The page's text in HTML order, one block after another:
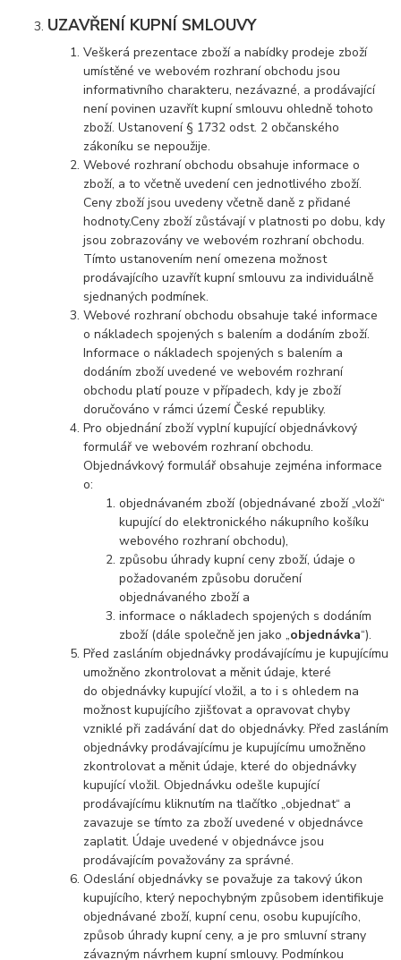
UZAVŘENÍ KUPNÍ SMLOUVY
Veškerá prezentace zboží a nabídky prodeje zboží
umístěné ve webovém rozhraní obchodu jsou
informativního charakteru, nezávazné, a prodávající
není povinen uzavřít kupní smlouvu ohledně tohoto
zboží. Ustanovení § 1732 odst. 2 občanského
zákoníku se nepoužije.
Webové rozhraní obchodu obsahuje informace o
zboží, a to včetně uvedení cen jednotlivého zboží.
Ceny zboží jsou uvedeny včetně daně z přidané
hodnoty.Ceny zboží zůstávají v platnosti po dobu, kdy
jsou zobrazovány ve webovém rozhraní obchodu.
Tímto ustanovením není omezena možnost
prodávajícího uzavřít kupní smlouvu za individuálně
sjednaných podmínek.
Webové rozhraní obchodu obsahuje také informace
o nákladech spojených s balením a dodáním zboží.
Informace o nákladech spojených s balením a
dodáním zboží uvedené ve webovém rozhraní
obchodu platí pouze v případech, kdy je zboží
doručováno v rámci území České republiky.
Pro objednání zboží vyplní kupující objednávkový
formulář ve webovém rozhraní obchodu.
Objednávkový formulář obsahuje zejména informace
o:
objednávaném zboží (objednávané zboží „vloží“
kupující do elektronického nákupního košíku
webového rozhraní obchodu),
způsobu úhrady kupní ceny zboží, údaje o
požadovaném způsobu doručení
objednávaného zboží a
informace o nákladech spojených s dodáním
zboží (dále společně jen jako „objednávka“).
Před zasláním objednávky prodávajícímu je kupujícímu
umožněno zkontrolovat a měnit údaje, které
do objednávky kupující vložil, a to i s ohledem na
možnost kupujícího zjišťovat a opravovat chyby
vzniklé při zadávání dat do objednávky. Před zasláním
objednávky prodávajícímu je kupujícímu umožněno
zkontrolovat a měnit údaje, které do objednávky
kupující vložil. Objednávku odešle kupující
prodávajícímu kliknutím na tlačítko „objednat“ a
zavazuje se tímto za zboží uvedené v objednávce
zaplatit. Údaje uvedené v objednávce jsou
prodávajícím považovány za správné.
Odeslání objednávky se považuje za takový úkon
kupujícího, který nepochybným způsobem identifikuje
objednávané zboží, kupní cenu, osobu kupujícího,
způsob úhrady kupní ceny, a je pro smluvní strany
závazným návrhem kupní smlouvy. Podmínkou